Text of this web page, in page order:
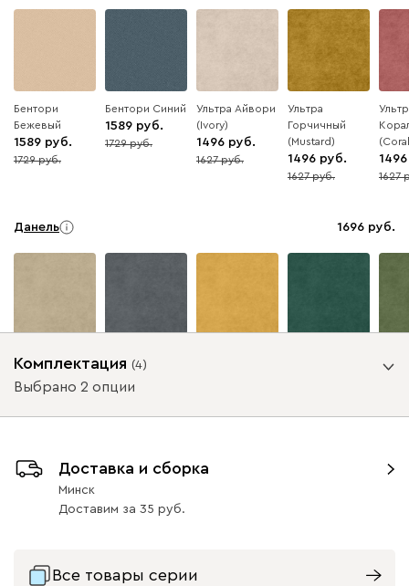
Бентори
Бежевый
1589
8
1729
Бентори Синий
1589
8
1729
Ультра Айвори
(Ivory)
1496
8
1627
Ультра
Горчичный
(Mustard)
1496
8
1627
1496
8
1627
Данель 1696
Ультра 1696
Комплектация (4)
Выбрано 2 опции
без механизма с механизмом
Доставка и сборка
Минск
Доставим за 35
Все товары серии